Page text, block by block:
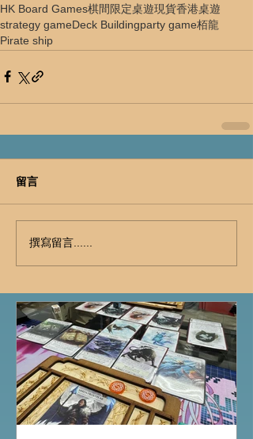
HK Board Games棋間限定桌遊現貨香港桌遊
strategy gameDeck Buildingparty game栢龍
Pirate ship
留言
撰寫留言......